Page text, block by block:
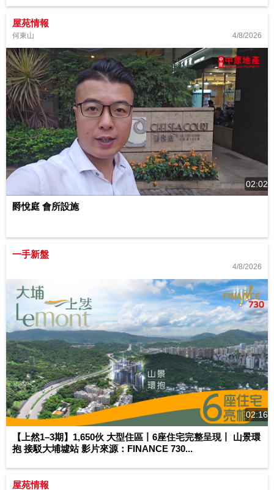
屋苑情報
何東山 4/8/2026
02:02
爵悅庭 會所設施
一手新盤
4/8/2026
02:16
【上然1–3期】1,650伙 大型住區丨6座住宅完整呈現丨 山景環
抱 接駁大埔墟站 影片來源：FINANCE 730...
屋苑情報